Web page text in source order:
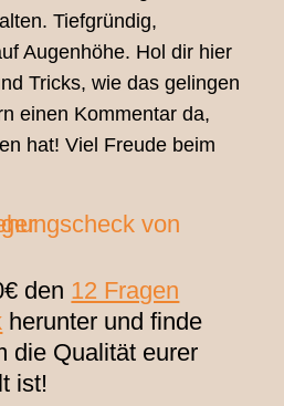
Tiefgründig,
Augenhöhe. Hol dir hier
Tricks, wie das gelingen
einen Kommentar da,
hat! Viel Freude beim
den 12 Fragen
herunter und finde
die Qualität eurer
ist!